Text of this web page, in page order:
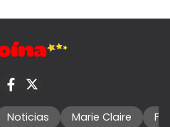
Noticias Marie Claire